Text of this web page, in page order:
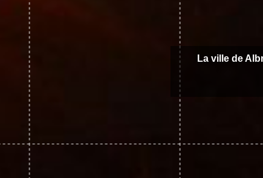
La ville de